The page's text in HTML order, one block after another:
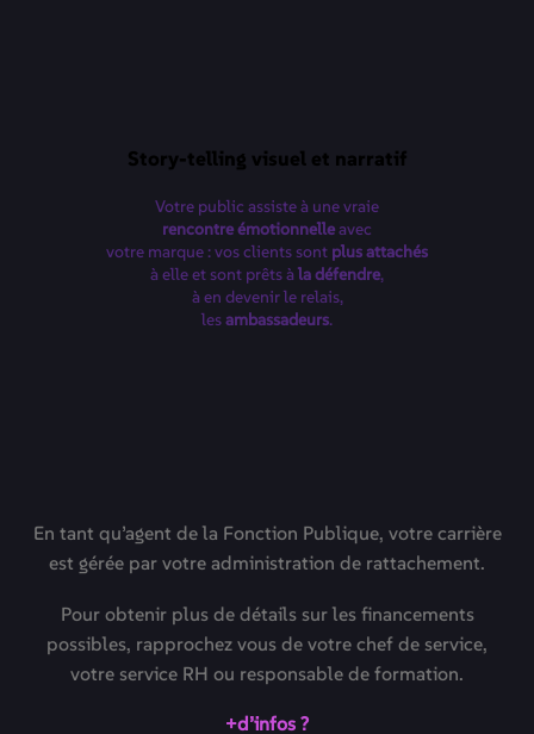
Story-telling visuel et narratif
Votre public assiste à une vraie
rencontre émotionnelleavec
votre marque : vos clients sont plus attachés
à elle et sont prêts à la défendre,
à en devenir le relais,
lesambassadeurs.
En tant qu’agent de la Fonction Publique, votre carrière
est gérée par votre administration de rattachement.
Pour obtenir plus de détails sur les financements
possibles, rapprochez vous de votre chef de service,
votre service RH ou responsable de formation.
+d’infos ?